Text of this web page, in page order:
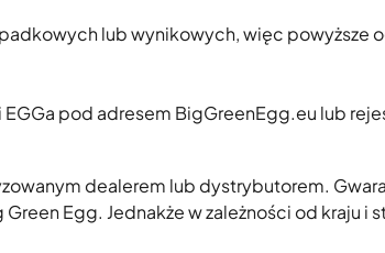
lub wynikowych, więc
pod adresem BigGreenEgg.eu lub
dealerem lub dystrybutorem.
Egg. Jednakże w zależności od kraju